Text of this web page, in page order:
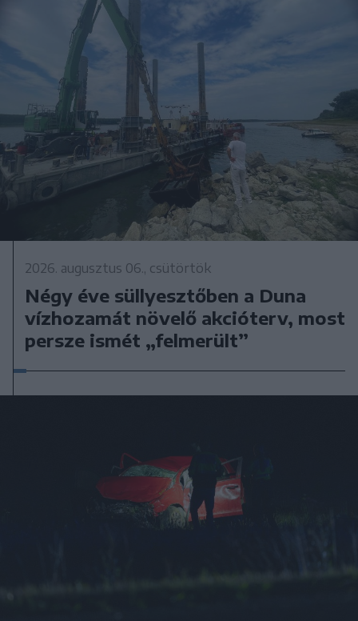
2026. augusztus 06., csütörtök
Négy éve süllyesztőben a Duna
vízhozamát növelő akcióterv, most
persze ismét „felmerült”